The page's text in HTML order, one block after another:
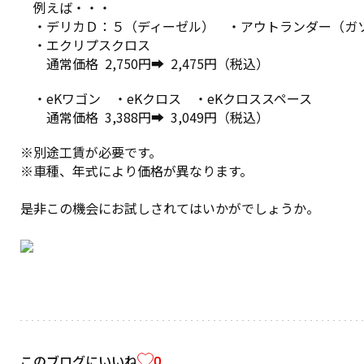
例えば・・・
・デリカＤ：５（ディーゼル） ・アウトランダー（ガ
・エクリプスクロス
通常価格 2,750円➡ 2,475円（税込）
・eKワゴン ・eKクロス ・eKクロススペース
通常価格 3,388円➡ 3,049円（税込）
※別途工賃が必要です。
※車種、年式により価格が異なります。
是非この機会にお試しされてはいかがでしょうか。
0